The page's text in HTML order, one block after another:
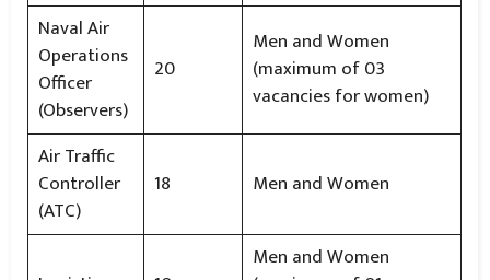
Naval Air
Operations
Officer
(Observers)
20
Men and Women
(maximum of 03
vacancies for women)
Air Traffic
Controller
(ATC)
18 Men and Women
Men and Women